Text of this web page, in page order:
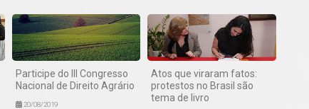
Participe do III Congresso
Nacional de Direito Agrário
20/08/2019
Atos que viraram fatos:
protestos no Brasil são
tema de livro